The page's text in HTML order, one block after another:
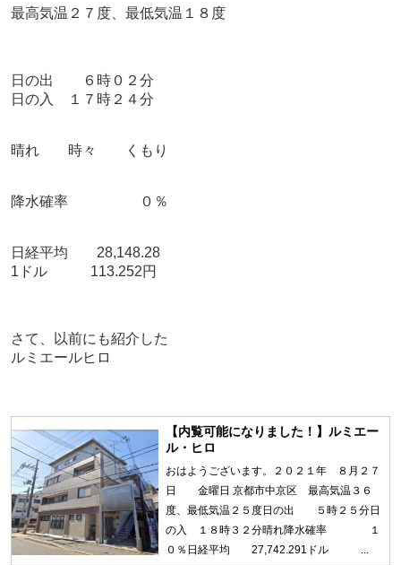
最高気温２７度、最低気温１８度
日の出 ６時０２分
日の入 １７時２４分
晴れ 時々 くもり
降水確率 ０％
日経平均 28,148.28
1ドル 113.252円
さて、以前にも紹介した
ルミエールヒロ
【内覧可能になりました！】ルミエー
ル・ヒロ
おはようございます。２０２１年 ８月２７
日 金曜日 京都市中京区 最高気温３６
度、最低気温２５度日の出 ５時２５分日
の入 １８時３２分晴れ降水確率 １
０％日経平均 27,742.291ドル ...